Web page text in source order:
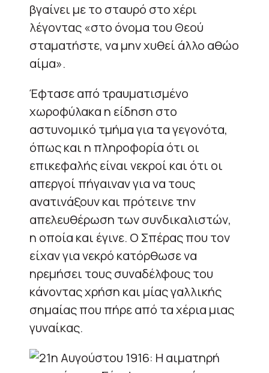
βγαίνει με το σταυρό στο χέρι
λέγοντας «στο όνομα του Θεού
σταματήστε, να μην χυθεί άλλο αθώο
αίμα».
Έφτασε από τραυματισμένο
χωροφύλακα η είδηση στο
αστυνομικό τμήμα για τα γεγονότα,
όπως και η πληροφορία ότι οι
επικεφαλής είναι νεκροί και ότι οι
απεργοί πήγαιναν για να τους
ανατινάξουν και πρότεινε την
απελευθέρωση των συνδικαλιστών,
η οποία και έγινε. Ο Σπέρας που τον
είχαν για νεκρό κατόρθωσε να
ηρεμήσει τους συναδέλφους του
κάνοντας χρήση και μίας γαλλικής
σημαίας που πήρε από τα χέρια μιας
γυναίκας.